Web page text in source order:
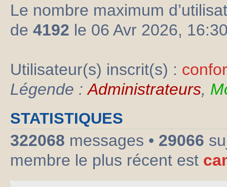
Le nombre maximum
de 4192 le 06 Avr 2026,
Utilisateur(s) inscrit(s) :
Légende :Administrateurs,
STATISTIQUES
322068 messages • 29066
membre le plus récent est